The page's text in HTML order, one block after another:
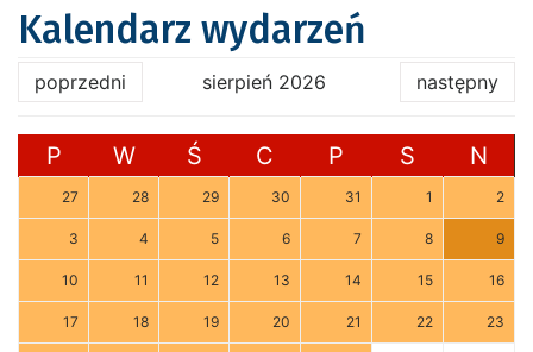
Kalendarz wydarzeń
poprzedni sierpień 2026 następny
P W Ś C P S N
27 28 29 30 31 1 2
3 4 5 6 7 8 9
10 11 12 13 14 15 16
17 18 19 20 21 22 23